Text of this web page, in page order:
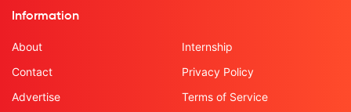
Information
About
Contact
Advertise
Internship
Privacy Policy
Terms of Service